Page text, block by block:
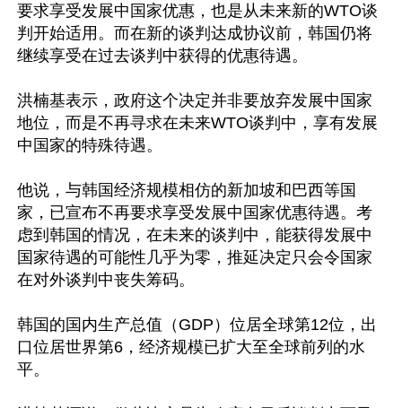
要求享受发展中国家优惠，也是从未来新的WTO谈
判开始适用。而在新的谈判达成协议前，韩国仍将
继续享受在过去谈判中获得的优惠待遇。
洪楠基表示，政府这个决定并非要放弃发展中国家
地位，而是不再寻求在未来WTO谈判中，享有发展
中国家的特殊待遇。
他说，与韩国经济规模相仿的新加坡和巴西等国
家，已宣布不再要求享受发展中国家优惠待遇。考
虑到韩国的情况，在未来的谈判中，能获得发展中
国家待遇的可能性几乎为零，推延决定只会令国家
在对外谈判中丧失筹码。
韩国的国内生产总值（GDP）位居全球第12位，出
口位居世界第6，经济规模已扩大至全球前列的水
平。